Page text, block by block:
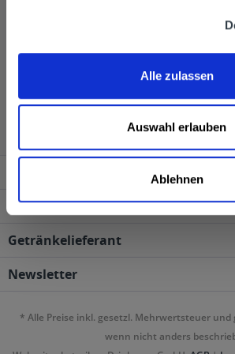
Alle zulassen
Auswahl erlauben
Ablehnen
Städten, Orten und Postleitzahl-
Shop Service
Getränkelieferant
Newsletter
* Alle Preise inkl. gesetzl. Mehrwertsteuer und
wenn nicht anders